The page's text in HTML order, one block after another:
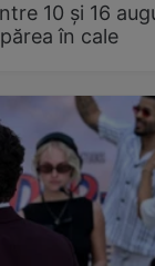
10 și 16
în cale